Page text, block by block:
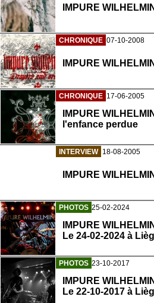
IMPURE
CHRONIQUE 07-10-2008
IMPURE
CHRONIQUE 17-06-2005
IMPURE
l'enfance perdue
INTERVIEW 18-08-2005
IMPURE
PHOTOS 25-02-2024
IMPURE
Le 24-02-2024 à
PHOTOS 23-10-2017
IMPURE
Le 22-10-2017 à